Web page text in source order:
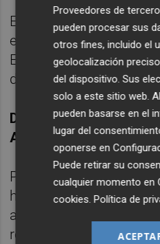
En esta línea, ha
estos últimos años, el
España ha distribuido
de 13,8 millones de
DENUNCIA ANTE LA
ANTICORRUPCIÓN
Por otra parte, la
ha referido a la
adquisición de Terra
recientemente ante la
Proveedores de
pueden procesar sus
otros fines, incluido el
geolocalización
del dispositivo. Sus
solo a este sitio web.
pueden basarse en el
lugar del
oponerse en
Puede retirar su
cualquier momento en
cookies .Política de